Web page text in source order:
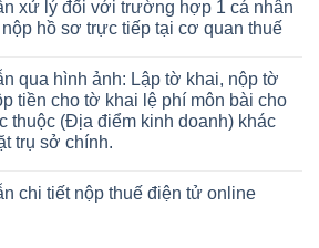
xử lý đối với trường hợp 1 cá nhân
hồ sơ trực tiếp tại cơ quan thuế
qua hình ảnh: Lập tờ khai, nộp tờ
tiền cho tờ khai lệ phí môn bài cho
thuộc (Địa điểm kinh doanh) khác
trụ sở chính.
chi tiết nộp thuế điện tử online